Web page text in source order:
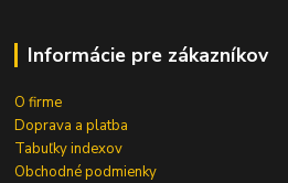
Informácie pre zákazníkov
O firme
Doprava a platba
Tabuľky indexov
Obchodné podmienky